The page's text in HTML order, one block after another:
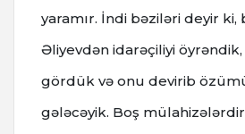
yaramır. İndi bəziləri deyir ki,
Əliyevdən idarəçiliyi
gördük və onu devirib
gələcəyik. Boş